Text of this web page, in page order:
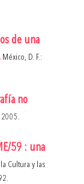
de una
México, D. F.:
no
2005.
59 : una
Cultura y las